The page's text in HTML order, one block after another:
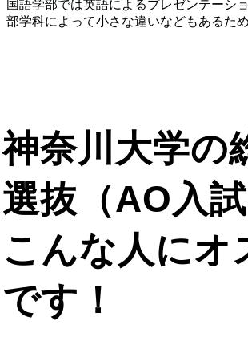
国語学部では英語によるプレゼンテーシ
部学科によって小さな違いなどもあるた
神奈川大学の
選抜（AO入
こんな人にオ
です！